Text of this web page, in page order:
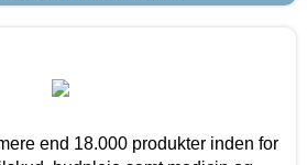
end 18.000 produkter inden for